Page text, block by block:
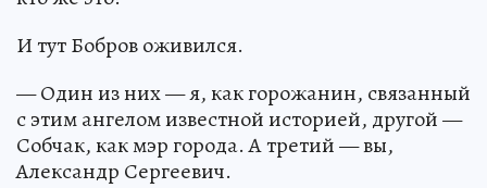
И тут Бобров оживился.
— Один из них — я, как горожанин, связанный
с этим ангелом известной историей, другой —
Собчак, как мэр города. А третий — вы,
Александр Сергеевич.